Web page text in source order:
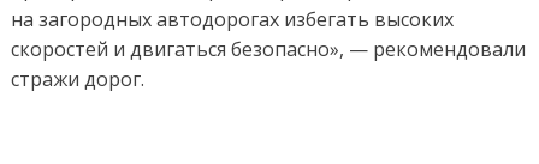
на загородных автодорогах избегать высоких
скоростей и двигаться безопасно», — рекомендовали
стражи дорог.